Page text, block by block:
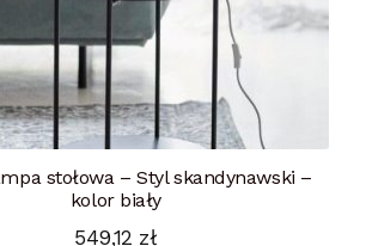
stołowa – Styl skandynawski –
kolor biały
549,12 zł